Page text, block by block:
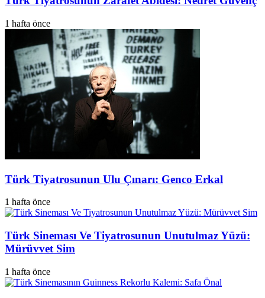
1 hafta önce
Türk Tiyatrosunun Ulu Çınarı: Genco Erkal
1 hafta önce
Türk Sineması Ve Tiyatrosunun Unutulmaz Yüzü:
Mürüvvet Sim
1 hafta önce